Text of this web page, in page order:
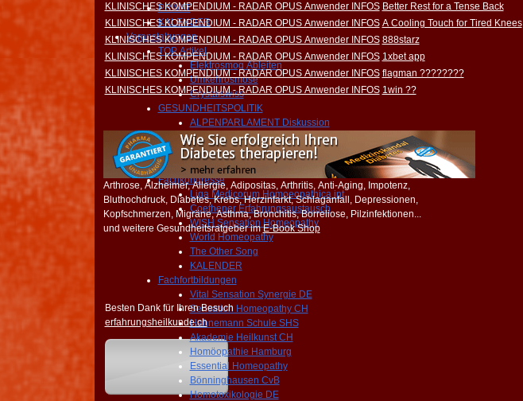
PRIVAT
KALENDER
Veranstaltungen
TOP Artikel
Elektrosmog Ableiten
Umkehrosmose
Crystalswiss
GESUNDHEITSPOLITIK
ALPENPARLAMENT Diskussion
WHO untergräbt DEMOKRATIE
FORUM
NEWS
Fachkongresse
Liga Medicorum Homoeopathica int
Coethener Erfahrungsaustausch
WISH Sensation Homeopathy
World Homeopathy
The Other Song
KALENDER
Fachfortbildungen
Vital Sensation Synergie DE
Sensation Homeopathy CH
Hahnemann Schule SHS
Akademie Heilkunst CH
Homöopathie Hamburg
Essential Homeopathy
Bönninghausen CvB
Homotoxikologie DE
KLINISCHES KOMPENDIUM - RADAR OPUS Anwender INFOS Better Rest for a Tense Back
KLINISCHES KOMPENDIUM - RADAR OPUS Anwender INFOS A Cooling Touch for Tired Knees
KLINISCHES KOMPENDIUM - RADAR OPUS Anwender INFOS 888starz
KLINISCHES KOMPENDIUM - RADAR OPUS Anwender INFOS 1xbet app
KLINISCHES KOMPENDIUM - RADAR OPUS Anwender INFOS flagman ????????
KLINISCHES KOMPENDIUM - RADAR OPUS Anwender INFOS 1win ??
Arthrose, Alzheimer, Allergie, Adipositas, Arthritis, Anti-Aging, Impotenz,
Bluthochdruck, Diabetes, Krebs, Herzinfarkt, Schlaganfall, Depressionen,
Kopfschmerzen, Migräne, Asthma, Bronchitis, Borreliose, Pilzinfektionen...
und weitere Gesundheitsratgeber imE-Book Shop
Besten Dank für Ihren Besuch
erfahrungsheilkunde.ch